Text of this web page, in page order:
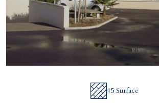
45 Surface